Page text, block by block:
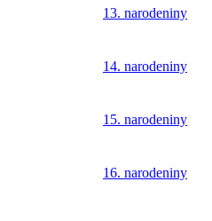
13. narodeniny
14. narodeniny
15. narodeniny
16. narodeniny